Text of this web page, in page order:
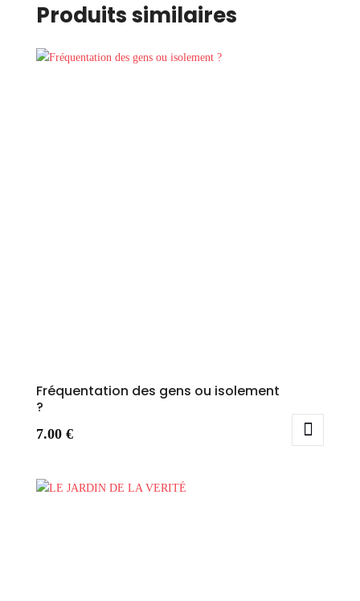
Produits similaires
Fréquentation des gens ou isolement
?
7.00 €